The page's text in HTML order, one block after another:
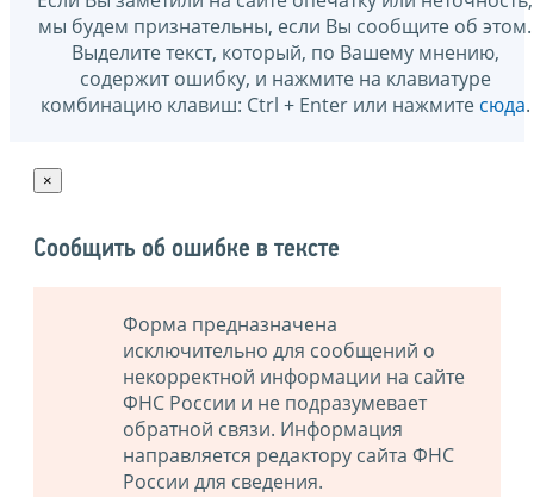
мы будем признательны, если Вы сообщите об этом.
Выделите текст, который, по Вашему мнению,
содержит ошибку, и нажмите на клавиатуре
комбинацию клавиш: Ctrl + Enter или нажмите сюда.
×
Сообщить об ошибке в тексте
Форма предназначена
исключительно для сообщений о
некорректной информации на сайте
ФНС России и не подразумевает
обратной связи. Информация
направляется редактору сайта ФНС
России для сведения.